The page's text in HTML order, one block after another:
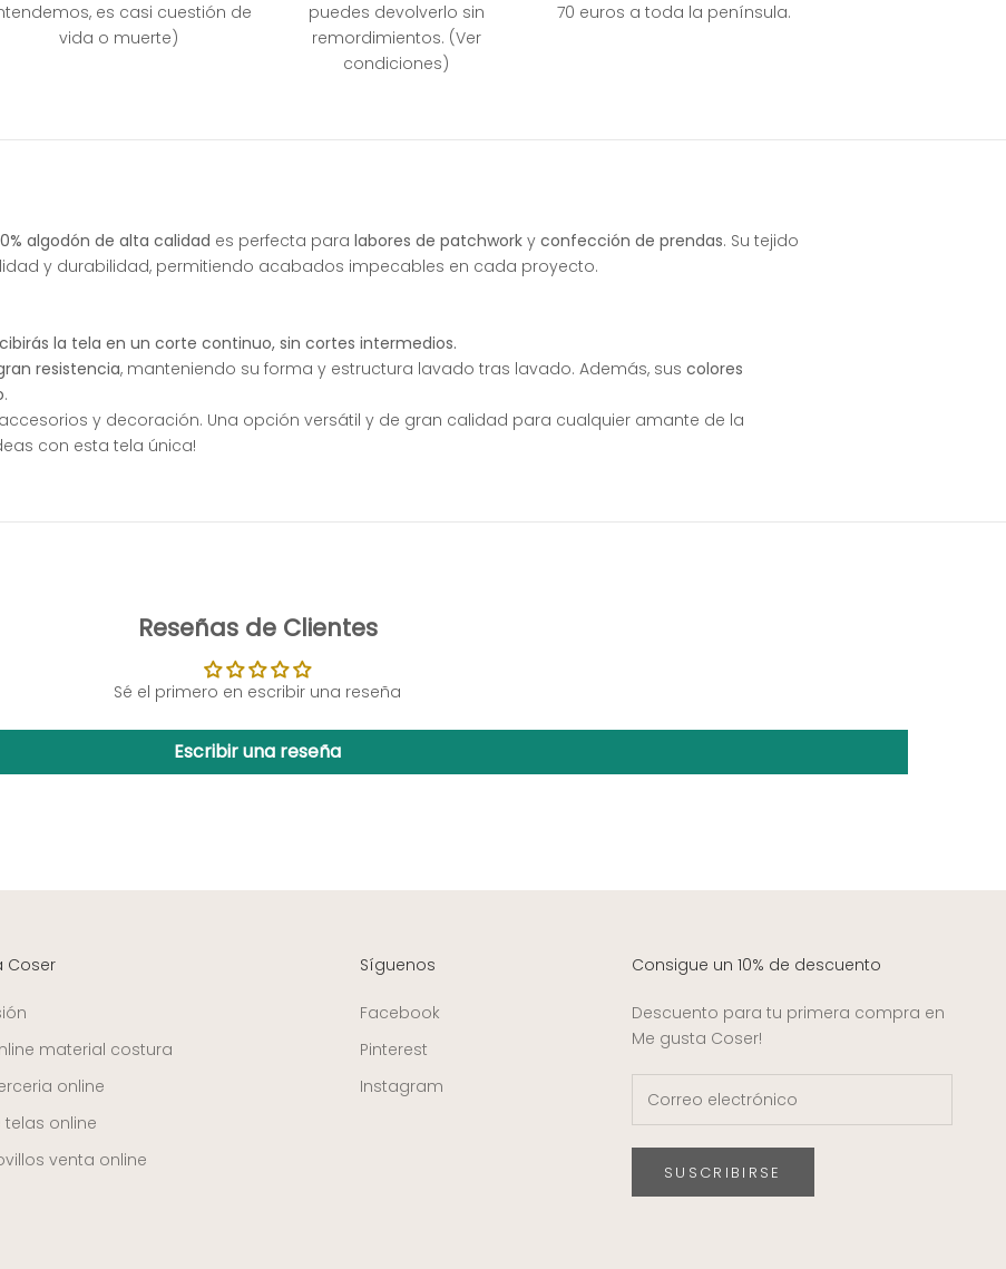
es casi cuestión de
vida o muerte)
puedes devolverlo sin
remordimientos. (Ver
condiciones)
70 euros a toda la península.
algodón de alta calidad es perfecta para labores de patchwork y confección de prendas. Su tejido
y durabilidad, permitiendo acabados impecables en cada proyecto.
la tela en un corte continuo, sin cortes intermedios.
resistencia, manteniendo su forma y estructura lavado tras lavado. Además, sus colores
.
y decoración. Una opción versátil y de gran calidad para cualquier amante de la
con esta tela única!
Reseñas de Clientes
Sé el primero en escribir una reseña
Escribir una reseña
Coser
material costura
online
telas online
venta online
Síguenos
Facebook
Pinterest
Instagram
Consigue un 10% de descuento
Descuento para tu primera compra en
Me gusta Coser!
SUSCRIBIRSE